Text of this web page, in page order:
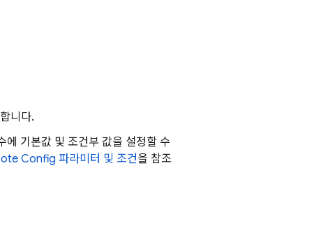
니다.
에 기본값 및 조건부 값을 설정할 수
Config 파라미터 및 조건을 참조